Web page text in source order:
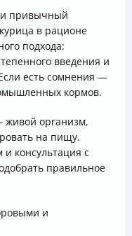
привычный
в рационе
подхода:
введения и
есть сомнения —
кормов.
живой организм,
на пищу.
консультация с
правильное
и